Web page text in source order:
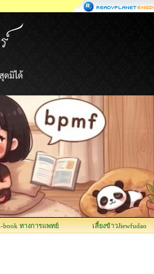
book ทางการแพทย์ เลี้ยงข้าวJiewfudao